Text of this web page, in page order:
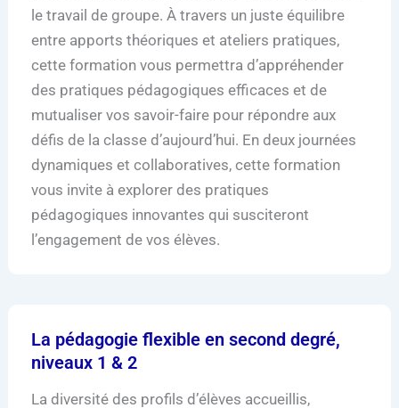
le travail de groupe. À travers un juste équilibre
entre apports théoriques et ateliers pratiques,
cette formation vous permettra d’appréhender
des pratiques pédagogiques efficaces et de
mutualiser vos savoir-faire pour répondre aux
défis de la classe d’aujourd’hui. En deux journées
dynamiques et collaboratives, cette formation
vous invite à explorer des pratiques
pédagogiques innovantes qui susciteront
l’engagement de vos élèves.
La pédagogie flexible en second degré,
niveaux 1 & 2
La diversité des profils d’élèves accueillis,